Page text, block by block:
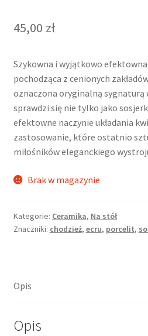
45,00 zł
Szykowna i wyjątkowo
pochodząca z cenionych
oznaczona oryginalną
sprawdzi się nie tylko jako
efektowne naczynie układania
zastosowanie, które ostatnio
miłośników eleganckiego
Brak w magazynie
Kategorie: Ceramika, Na stół
Znaczniki: chodzież, ecru, porcelit,
Opis
Opis